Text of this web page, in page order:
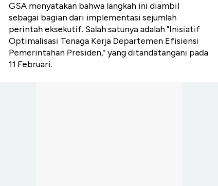
GSA menyatakan bahwa langkah ini diambil
sebagai bagian dari implementasi sejumlah
perintah eksekutif. Salah satunya adalah "Inisiatif
Optimalisasi Tenaga Kerja Departemen Efisiensi
Pemerintahan Presiden," yang ditandatangani pada
11 Februari.